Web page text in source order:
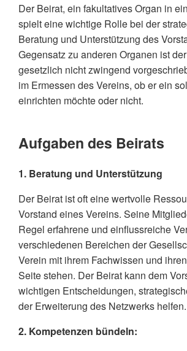
Wichtige Regelungen in der Satzung
Der Beirat, ein fakultatives Organ in
spielt eine wichtige Rolle bei der
Beratung und Unterstützung des
Gegensatz zu anderen Organen ist
gesetzlich nicht zwingend
im Ermessen des Vereins, ob er ein
einrichten möchte oder nicht.
Aufgaben des Beirats
1. Beratung und Unterstützung
Der Beirat ist oft eine wertvolle
Vorstand eines Vereins. Seine
Regel erfahrene und einflussreiche
verschiedenen Bereichen der
Verein mit ihrem Fachwissen und
Seite stehen. Der Beirat kann dem
wichtigen Entscheidungen,
der Erweiterung des Netzwerks helfen.
2. Kompetenzen bündeln: